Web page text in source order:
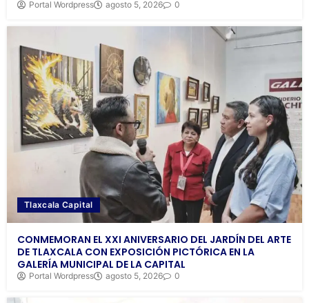
Portal Wordpress agosto 5, 2026 0
Tlaxcala Capital
CONMEMORAN EL XXI ANIVERSARIO DEL JARDÍN DEL ARTE
DE TLAXCALA CON EXPOSICIÓN PICTÓRICA EN LA
GALERÍA MUNICIPAL DE LA CAPITAL
Portal Wordpress agosto 5, 2026 0